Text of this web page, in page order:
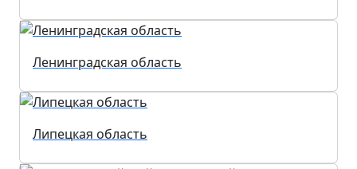
Ленинградская область
Липецкая область